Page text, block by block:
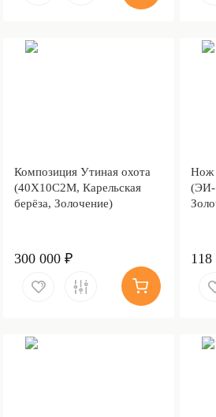
Композиция Утиная охота
(40Х10С2М, Карельская
берёза, Золочение)
300 000 ₽
Нож
(ЭИ-
118